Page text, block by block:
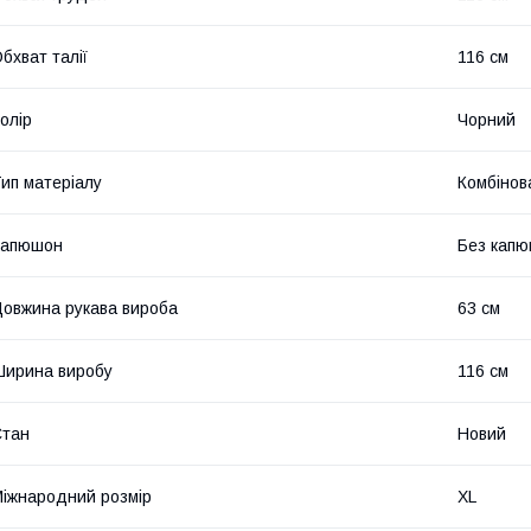
талії 116 см
Чорний
матеріалу
Без
рукава вироба 63 см
виробу 116 см
Новий
розмір XL